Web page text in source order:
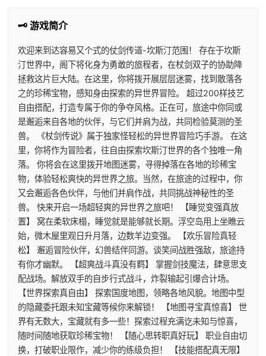
🗝️ 游戏简介
欢迎来到达容易又个式的仗剑传道-坎斯汀范围！ 存在于坎斯
汀世界中，阁下将化身为勇敢的旅程者，在杖剑双子的协助降
拯救这片巨大陆。在这里，你将拨开展层层迷雾，找到散落各
之的珍稀宝物，感知身由探索的异世界冒险。 超过200样技艺
自由搭配，打造专属于你的争夺风格。正在可，旅途中你同或
是邂逅来自各地的伙伴，与它们并肩为战，共同检验莫测的圣
兽。 《杖剑传说》属于独家怪轻松的异世界冒险巧手游。 在这
里，你将作为冒险者，往自由探索坎斯汀世界的各个独唯一角
落。 你将会在这里拨开地图迷雾，寻得掉落在各地的珍稀宝
物，体验轻松爽快的异世界之旅。当然，在旅途的过程中，你
又会邂逅各色伙伴，与他们并肩作战，共同挑战神秘性的圣
兽。 快来开启一场超轻爽的异世界之旅吧！ 【睡觉变强真放
置】 窝在柔软床榻，睡觉就是能够就长期。浮空岛用上坐瞧云
始，微木屋里观日升月落，边数羊边变强。 【欢乐冒险真轻
松】 邂逅冒险伙伴，幻兽结伴同游。谈笑间战胜强敌，旅途持
有你才幽默。 【超爽战斗真没有羁】 掌握剑技魔法，肆意思支
配战场。解放双手的自步行式战斗，炸裂输起引爆合计场。
【世界探索真自由】 探索国度地图，领略各地风貌。地图中型
的隐藏委托跟未知宝藏等候你来解锁！ 【地图寻宝真惊喜】 世
界有无数大，宝藏就有多一些！探索过程充满讫未知与惊喜，
随时间随地获取珍稀宝物！ 【随心思转职真好玩】 职业自由切
换，打破职业限作，减少你的练级负担！ 【技能搭配真无限】